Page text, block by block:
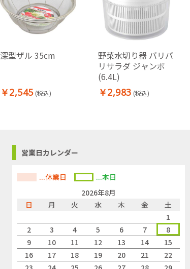
深型ザル 35cm
￥2,545 (税込)
野菜水切り器 バリバ
リサラダ ジャンボ
(6.4L)
￥2,983 (税込)
営業日カレンダー
...休業日
...本日
2026年8月
日
月 火 水 木 金
土
1
2
3 4 5 6 7
8
9
10 11 12 13 14
15
16
17 18 19 20 21
22